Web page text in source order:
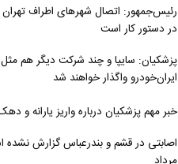
رئیس‌جمهور: اتصال شهرهای اطراف تهران
در دستور کار است
پزشکیان: سایپا و چند شرکت دیگر هم مثل
ایران‌خودرو واگذار خواهند شد
خبر مهم پزشکیان درباره واریز یارانه و